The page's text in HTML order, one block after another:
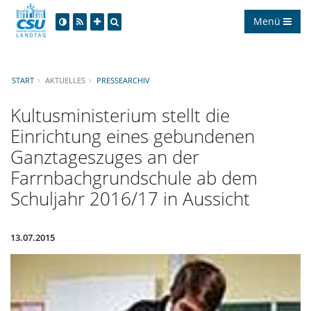
Menü
START AKTUELLES PRESSEARCHIV
Kultusministerium stellt die
Einrichtung eines gebundenen
Ganztageszuges an der
Farrnbachgrundschule ab dem
Schuljahr 2016/17 in Aussicht
13.07.2015